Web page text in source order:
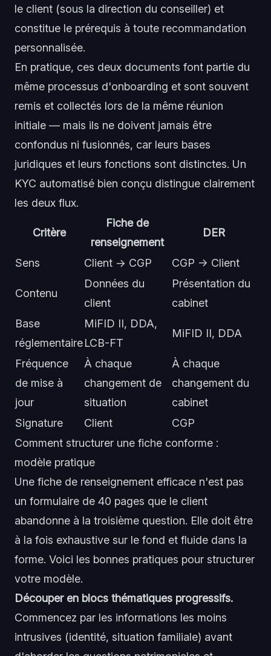
le client (sous la direction du conseiller) et
constitue le prérequis à toute recommandation
personnalisée.
En pratique, ces deux documents font partie du
même processus d'onboarding et sont souvent
remis et collectés lors de la même réunion
initiale — mais ils ne doivent jamais être
confondus ni fusionnés, car leurs bases
juridiques et leurs fonctions sont distinctes. Un
KYC automatisé bien conçu distingue clairement
les deux flux.
Critère
Fiche de
renseignement
DER
Sens Client → CGP CGP → Client
Contenu
Données du
client
Présentation du
cabinet
Base
réglementaire
MiFID II, DDA,
LCB-FT
MiFID II, DDA
Fréquence
de mise à
jour
À chaque
changement de
situation
À chaque
changement du
cabinet
Signature
Client
CGP
Comment structurer une fiche conforme :
modèle pratique
Une fiche de renseignement efficace n'est pas
un formulaire de 40 pages que le client
abandonne à la troisième question. Elle doit être
à la fois exhaustive sur le fond et fluide dans la
forme. Voici les bonnes pratiques pour structurer
votre modèle.
Découper en blocs thématiques progressifs.
Commencez par les informations les moins
intrusives (identité, situation familiale) avant